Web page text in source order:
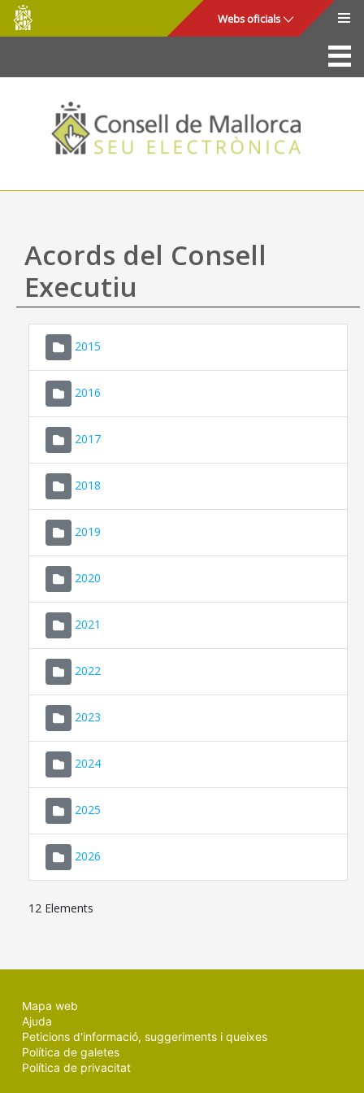
Salta al contingut principal
Consell
de
Mallorca
Webs oficials
La Seu
Consell de Mallorca
Accés i seguretat
Utilitats
Ajuda
Acords del Consell
Executiu
2015
2016
2017
2018
2019
2020
2021
2022
2023
2024
2025
2026
12 Elements
Mapa web
Ajuda
Peticions d'informació, suggeriments i queixes
Política de galetes
Política de privacitat